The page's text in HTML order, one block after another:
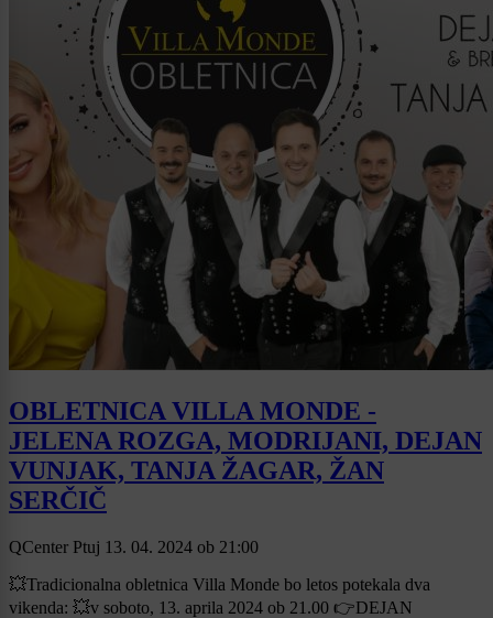
OBLETNICA VILLA MONDE -
JELENA ROZGA, MODRIJANI, DEJAN
VUNJAK, TANJA ŽAGAR, ŽAN
SERČIČ
QCenter Ptuj 13. 04. 2024 ob 21:00
💥Tradicionalna obletnica Villa Monde bo letos potekala dva
vikenda: 💥v soboto, 13. aprila 2024 ob 21.00 👉DEJAN